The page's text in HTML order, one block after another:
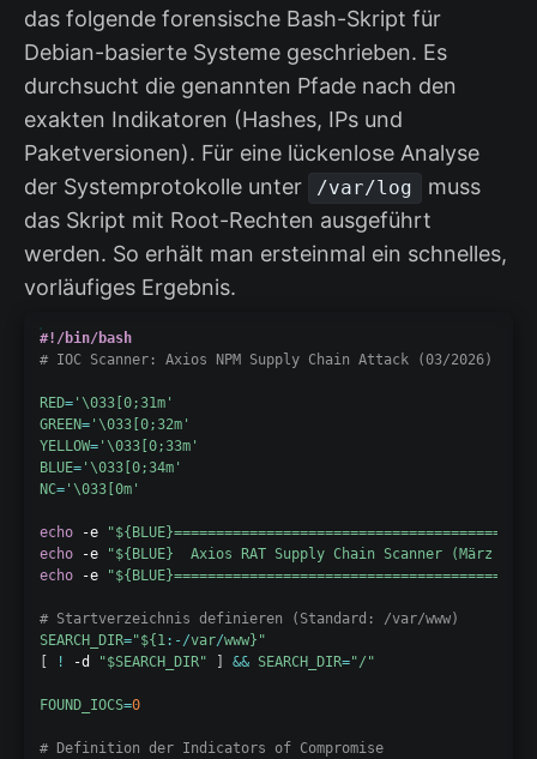
das folgende forensische Bash-Skript für
Debian-basierte Systeme geschrieben. Es
durchsucht die genannten Pfade nach den
exakten Indikatoren (Hashes, IPs und
Paketversionen). Für eine lückenlose Analyse
der Systemprotokolle unter
/var/log
muss
das Skript mit Root-Rechten ausgeführt
werden. So erhält man ersteinmal ein schnelles,
vorläufiges Ergebnis.
#!/bin/bash
# IOC Scanner: Axios NPM Supply Chain Attack (03/2026) |
RED= '\033[0;31m'
GREEN= '\033[0;32m'
YELLOW= '\033[0;33m'
BLUE= '\033[0;34m'
NC= '\033[0m'
echo -e "${BLUE}
echo -e "${BLUE}
Axios RAT Supply Chain Scanner
echo -e "${BLUE}
# Startverzeichnis definieren (Standard: /var/www)
SEARCH_DIR="${1 :- /var/www} "
! -d "$SEARCH_DIR" && SEARCH_DIR="/"
FOUND_IOCS=0
# Definition der Indicators of Compromise